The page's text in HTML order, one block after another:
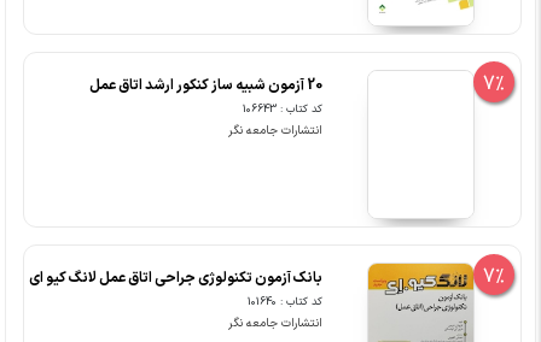
7% 20 آزمون شبیه ساز کنکور ارشد اتاق عمل
کد کتاب : 106643
انتشارات جامعه نگر
7% بانک آزمون تکنولوژی جراحی اتاق عمل لانگ کیو ای
کد کتاب : 101640
انتشارات جامعه نگر